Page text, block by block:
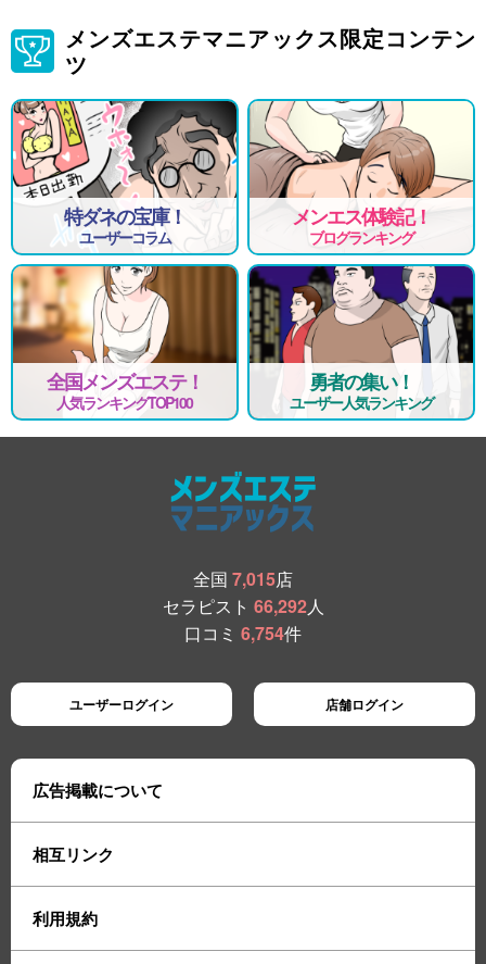
メンズエステマニアックス限定コンテン
ツ
特ダネの宝庫！
ユーザーコラム
メンエス体験記！
ブログランキング
全国メンズエステ！
人気ランキングTOP100
勇者の集い！
ユーザー人気ランキング
全国 7,015店
セラピスト 66,292人
口コミ 6,754件
ユーザーログイン 店舗ログイン
広告掲載について
相互リンク
利用規約